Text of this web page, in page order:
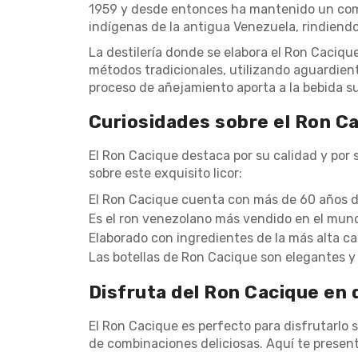
1959 y desde entonces ha mantenido un
indígenas de la antigua Venezuela,
La destilería donde se elabora el Ron
métodos tradicionales, utilizando
proceso de añejamiento aporta a la bebida
Curiosidades sobre el Ron
El Ron Cacique destaca por su calidad y
sobre este exquisito licor:
El Ron Cacique cuenta con más de 60
Es el ron venezolano más vendido en el
Elaborado con ingredientes de la más alta
Las botellas de Ron Cacique son elegantes
Disfruta del Ron Cacique
El Ron Cacique es perfecto para disfrutarlo
de combinaciones deliciosas. Aquí te